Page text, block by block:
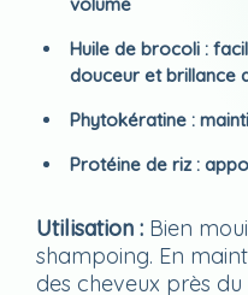
Huile de brocoli :
douceur et brillance
Phytokératine :
Protéine de riz :
Utilisation : Bien
shampoing. En
des cheveux près